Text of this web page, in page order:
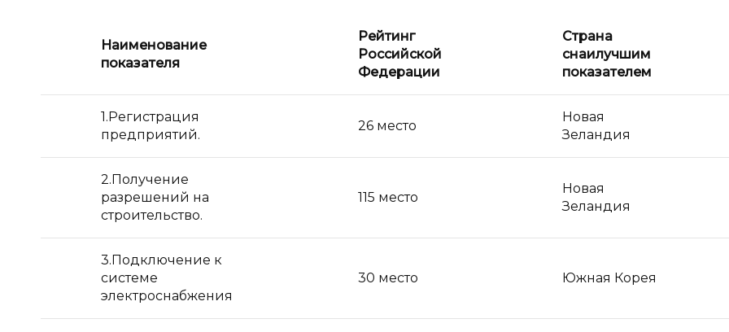
Наименование
показателя
Рейтинг
Российской
Федерации
Страна
снаилучшим
показателем
1.Регистрация
предприятий.
26 место
Новая
Зеландия
2.Получение
разрешений на
строительство.
115 место
Новая
Зеландия
3.Подключение к
системе
электроснабжения
30 место Южная Корея